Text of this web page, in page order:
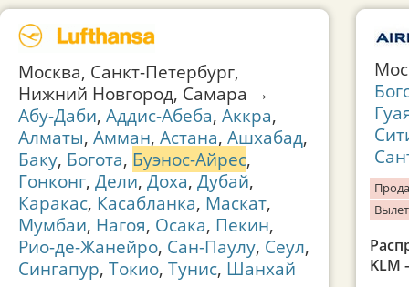
Москва, Санкт-Петербург,
Нижний Новгород, Самара →
Абу-Даби, Аддис-Абеба, Аккра,
Алматы, Амман, Астана, Ашхабад,
Баку, Богота, Буэнос-Айрес,
Гонконг, Дели, Доха, Дубай,
Каракас, Касабланка, Маскат,
Мумбаи, Нагоя, Осака, Пекин,
Рио-де-Жанейро, Сан-Паулу, Сеул,
Сингапур, Токио, Тунис, Шанхай
KLM